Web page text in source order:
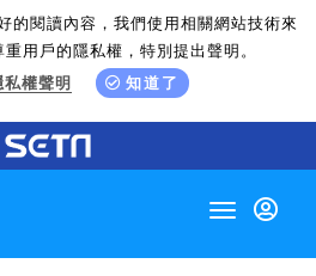
的閱讀內容，我們使用相關網站技術來
用戶的隱私權，特別提出聲明。
權聲明
知道了
Toggle